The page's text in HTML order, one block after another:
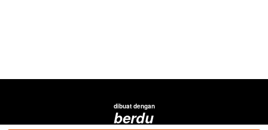
dibuat dengan
berdu